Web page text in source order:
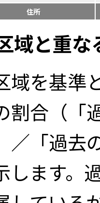
住所
域と重
域を基準
割合（「
／「過去
します。